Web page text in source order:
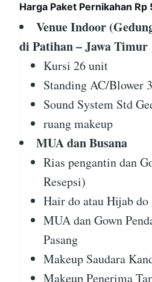
Harga Paket Pernikahan
Venue Indoor
di Patihan – Jawa Timur
Kursi 26 unit
Standing AC/Blower
Sound System Std
ruang makeup
MUA dan Busana
Rias pengantin dan
Resepsi)
Hair do atau Hijab do
MUA dan Gown
Pasang
Makeup Saudara
Makeup Penerima